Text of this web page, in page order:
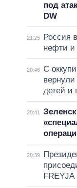
под
DW
21:25
Россия
нефти и
20:46
С
детей и
20:41
20:39
FREYJA